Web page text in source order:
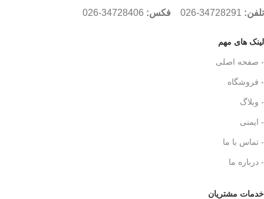
تلفن: 34728291-026 فکس:
لینک های مهم
- صفحه اصلی
- فروشگاه
- وبلاگ
- ایمنی
- تماس با ما
- درباره ما
خدمات مشتریان